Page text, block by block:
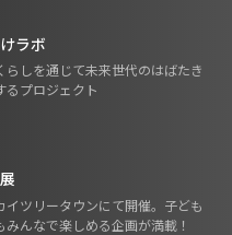
ラボ
らしを通じて未来世代のはばたき
るプロジェクト
イツリータウンにて開催。子ども
みんなで楽しめる企画が満載！